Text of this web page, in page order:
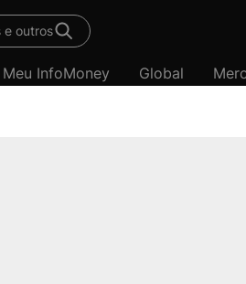
e outros
Meu InfoMoney Global